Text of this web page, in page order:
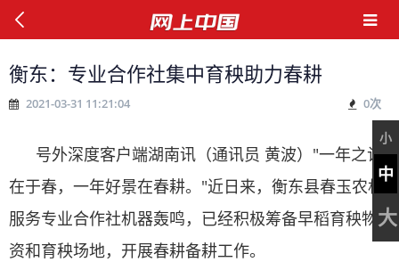
衡东：专业合作社集中育秧助力春耕
2021-03-31 11:21:04 0次
小
中
大
号外深度客户端湖南讯（通讯员 黄波）"一年之计
在于春，一年好景在春耕。"近日来，衡东县春玉农机
服务专业合作社机器轰鸣，已经积极筹备早稻育秧物
资和育秧场地，开展春耕备耕工作。